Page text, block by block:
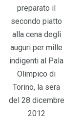
preparato il
secondo piatto
alla cena degli
auguri per mille
indigenti al Pala
Olimpico di
Torino, la sera
del 28 dicembre
2012